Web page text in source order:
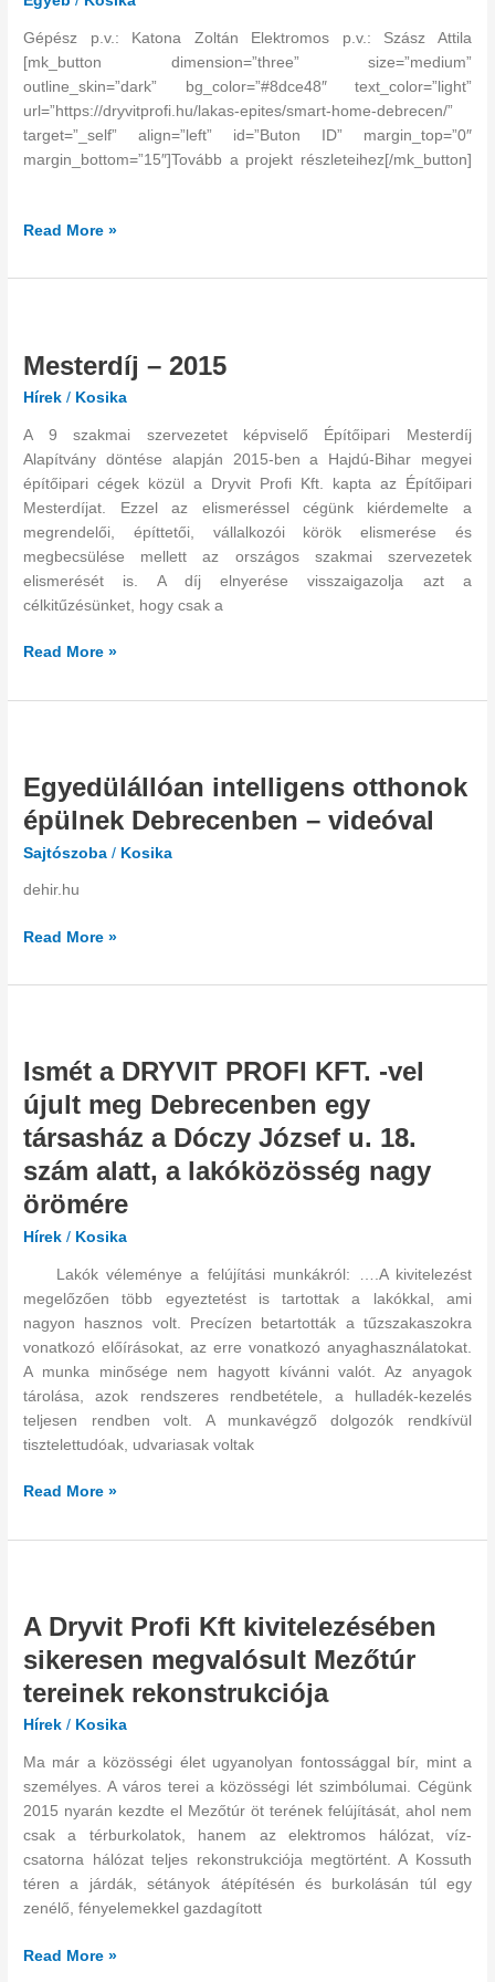
Gépész p.v.: Katona Zoltán Elektromos p.v.: Szász Attila
[mk_button dimension=”three” size=”medium”
outline_skin=”dark” bg_color=”#8dce48″ text_color=”light”
url=”https://dryvitprofi.hu/lakas-epites/smart-home-debrecen/”
target=”_self” align=”left” id=”Buton ID” margin_top=”0″
margin_bottom=”15″]Tovább a projekt részleteihez[/mk_button]
Read More »
Mesterdíj – 2015
Hírek / Kosika
A 9 szakmai szervezetet képviselő Építőipari Mesterdíj
Alapítvány döntése alapján 2015-ben a Hajdú-Bihar megyei
építőipari cégek közül a Dryvit Profi Kft. kapta az Építőipari
Mesterdíjat. Ezzel az elismeréssel cégünk kiérdemelte a
megrendelői, építtetői, vállalkozói körök elismerése és
megbecsülése mellett az országos szakmai szervezetek
elismerését is. A díj elnyerése visszaigazolja azt a
célkitűzésünket, hogy csak a
2015
Read More »
Egyedülállóan intelligens otthonok
épülnek Debrecenben – videóval
Sajtószoba / Kosika
dehir.hu
otthonok
épülnek
Debrecenben
–
videóval
Read More »
Ismét a DRYVIT PROFI KFT. -vel
újult meg Debrecenben egy
társasház a Dóczy József u. 18.
szám alatt, a lakóközösség nagy
örömére
Hírek / Kosika
Lakók véleménye a felújítási munkákról: ….A kivitelezést
megelőzően több egyeztetést is tartottak a lakókkal, ami
nagyon hasznos volt. Precízen betartották a tűzszakaszokra
vonatkozó előírásokat, az erre vonatkozó anyaghasználatokat.
A munka minősége nem hagyott kívánni valót. Az anyagok
tárolása, azok rendszeres rendbetétele, a hulladék-kezelés
teljesen rendben volt. A munkavégző dolgozók rendkívül
tisztelettudóak, udvariasak voltak
DRYVIT
PROFI
KFT.
-
vel
meg
Debrecenben
Dóczy
szám
Read More »
A Dryvit Profi Kft kivitelezésében
sikeresen megvalósult Mezőtúr
tereinek rekonstrukciója
Hírek / Kosika
Ma már a közösségi élet ugyanolyan fontossággal bír, mint a
személyes. A város terei a közösségi lét szimbólumai. Cégünk
2015 nyarán kezdte el Mezőtúr öt terének felújítását, ahol nem
csak a térburkolatok, hanem az elektromos hálózat, víz-
csatorna hálózat teljes rekonstrukciója megtörtént. A Kossuth
téren a járdák, sétányok átépítésén és burkolásán túl egy
zenélő, fényelemekkel gazdagított
Profi
Kft
kivitelezésében
sikeresen
megvalósult
tereinek
rekonstrukciója
Read More »